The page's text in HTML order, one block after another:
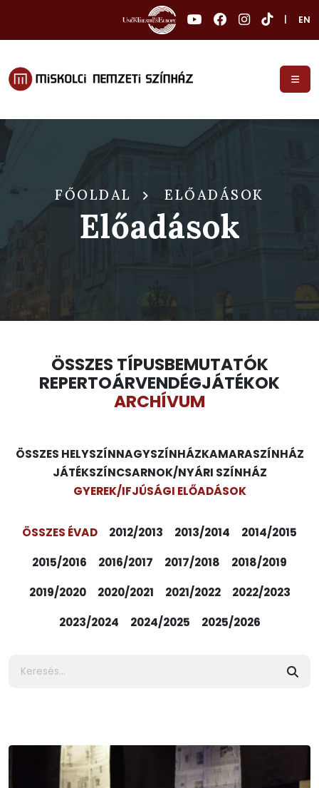
EN
FŐOLDAL ELŐADÁSOK
Előadások
ÖSSZES TÍPUSBEMUTATÓK
REPERTOÁRVENDÉGJÁTÉKOK
ARCHÍVUM
ÖSSZES HELYSZÍNNAGYSZÍNHÁZKAMARASZÍNHÁZ
JÁTÉKSZÍNCSARNOK/NYÁRI SZÍNHÁZ
GYEREK/IFJÚSÁGI ELŐADÁSOK
ÖSSZES ÉVAD 2012/2013 2013/2014
2014/2015
2015/2016
2016/2017 2017/2018
2018/2019
2019/2020
2020/2021 2021/2022
2022/2023
2023/2024
2024/2025 2025/2026